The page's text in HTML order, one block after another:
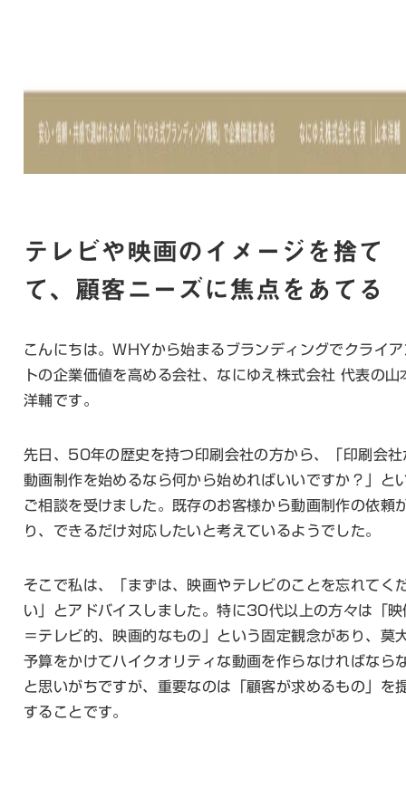
テレビや映画のイメージを捨て
て、顧客ニーズに焦点をあてる
こんにちは。WHYから始まるブランディングでクライア
トの企業価値を高める会社、なにゆえ株式会社 代表の山
洋輔です。
先日、50年の歴史を持つ印刷会社の方から、「印刷会社
動画制作を始めるなら何から始めればいいですか？」と
ご相談を受けました。既存のお客様から動画制作の依頼
り、できるだけ対応したいと考えているようでした。
そこで私は、「まずは、映画やテレビのことを忘れてく
い」とアドバイスしました。特に30代以上の方々は「映
＝テレビ的、映画的なもの」という固定観念があり、莫
予算をかけてハイクオリティな動画を作らなければなら
と思いがちですが、重要なのは「顧客が求めるもの」を
することです。